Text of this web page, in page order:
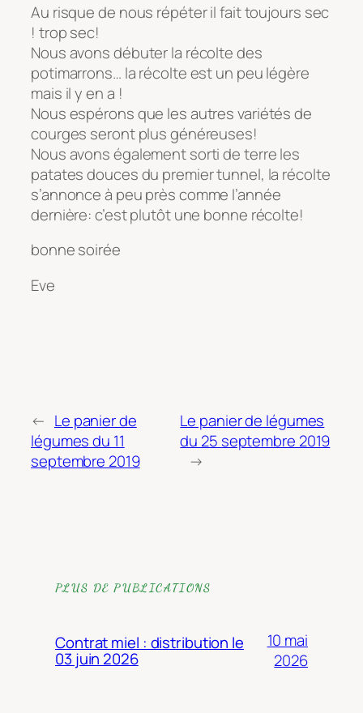
Au risque de nous répéter il fait toujours sec
! trop sec!
Nous avons débuter la récolte des
potimarrons… la récolte est un peu légère
mais il y en a !
Nous espérons que les autres variétés de
courges seront plus généreuses!
Nous avons également sorti de terre les
patates douces du premier tunnel, la récolte
s’annonce à peu près comme l’année
dernière: c’est plutôt une bonne récolte!
bonne soirée
Eve
← Le panier de
légumes du 11
septembre 2019
Le panier de légumes
du 25 septembre 2019
→
PLUS DE PUBLICATIONS
Contrat miel : distribution le
03 juin 2026
10 mai
2026